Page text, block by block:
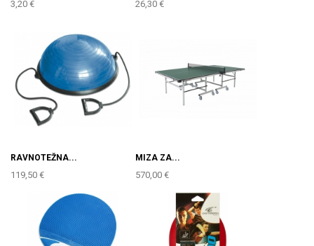
3,20 € 26,30 €
RAVNOTEŽNA...
119,50 €
MIZA ZA...
570,00 €